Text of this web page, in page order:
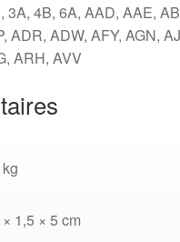
3A, 4B, 6A, AAD, AAE,
ADR, ADW, AFY, AGN,
ARH, AVV
1,5 × 5 cm